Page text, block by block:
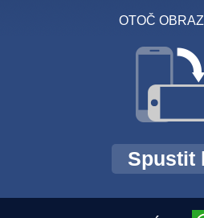
OTOČ
Spustit